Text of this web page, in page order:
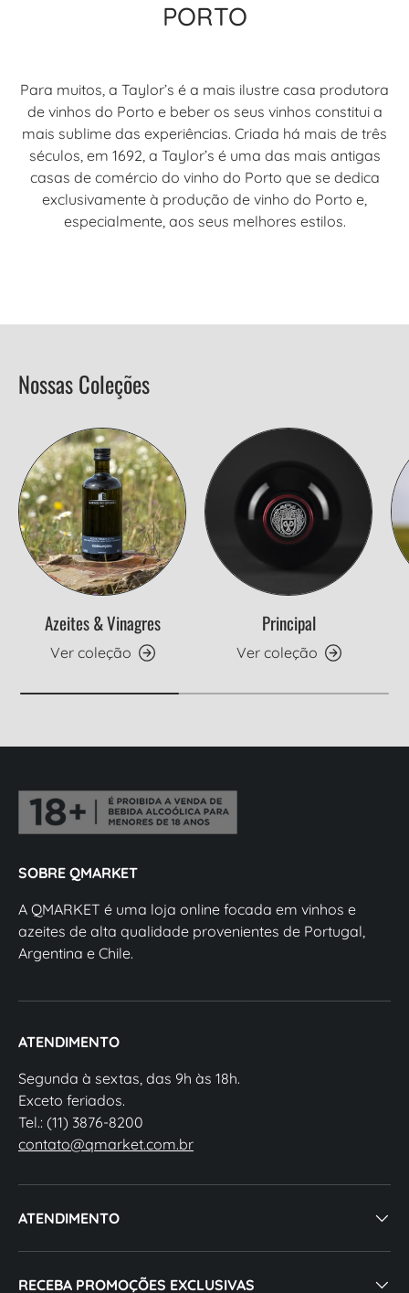
PORTO
Para muitos, a Taylor’s é a mais ilustre casa produtora
de vinhos do Porto e beber os seus vinhos constitui a
mais sublime das experiências. Criada há mais de três
séculos, em 1692, a Taylor’s é uma das mais antigas
casas de comércio do vinho do Porto que se dedica
exclusivamente à produção de vinho do Porto e,
especialmente, aos seus melhores estilos.
Nossas Coleções
Azeites & Vinagres
Ver coleção
Principal
Ver coleção
SOBRE QMARKET
A QMARKET é uma loja online focada em vinhos e
azeites de alta qualidade provenientes de Portugal,
Argentina e Chile.
ATENDIMENTO
Segunda à sextas, das 9h às 18h.
Exceto feriados.
Tel.: (11) 3876-8200
contato@qmarket.com.br
ATENDIMENTO
RECEBA PROMOÇÕES EXCLUSIVAS